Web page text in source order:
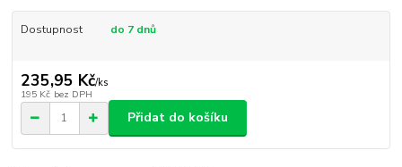
Dostupnost do 7 dnů
235,95 Kč/ks
195 Kč bez DPH
Přidat do košíku